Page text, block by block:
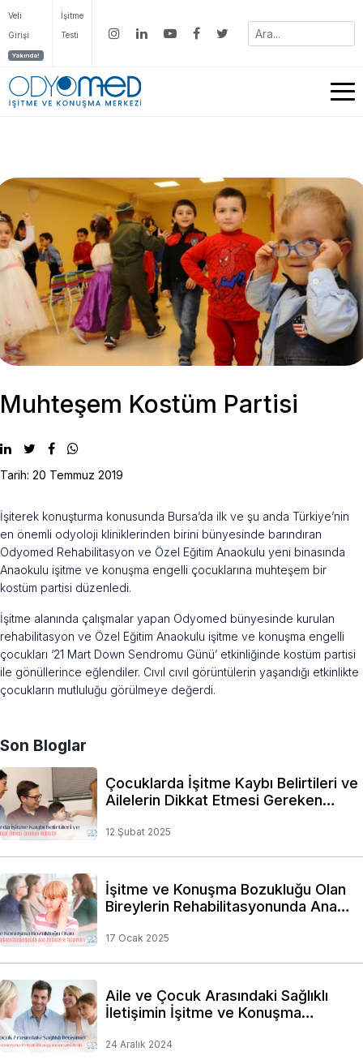
Veli
Girişi
Yakında!
İşitme
Testi
Muhteşem Kostüm Partisi
Tarih: 20 Temmuz 2019
İşiterek konuşturma konusunda Bursa’da ilk ve şu anda Türkiye’nin
en önemli odyoloji kliniklerinden birini bünyesinde barındıran
Odyomed Rehabilitasyon ve Özel Eğitim Anaokulu yeni binasında
Anaokulu işitme ve konuşma engelli çocuklarına muhteşem bir
kostüm partisi düzenledi.
İşitme alanında çalışmalar yapan Odyomed bünyesinde kurulan
rehabilitasyon ve Özel Eğitim Anaokulu işitme ve konuşma engelli
çocukları ‘21 Mart Down Sendromu Günü’ etkinliğinde kostüm partisi
ile gönüllerince eğlendiler. Cıvıl cıvıl görüntülerin yaşandığı etkinlikte
çocukların mutluluğu görülmeye değerdi.
Son Bloglar
Çocuklarda İşitme Kaybı Belirtileri ve
Ailelerin Dikkat Etmesi Gereken
12 Şubat 2025
İşitme ve Konuşma Bozukluğu Olan
Bireylerin Rehabilitasyonunda Ana
17 Ocak 2025
Aile ve Çocuk Arasındaki Sağlıklı
İletişimin İşitme ve Konuşma
24 Aralık 2024